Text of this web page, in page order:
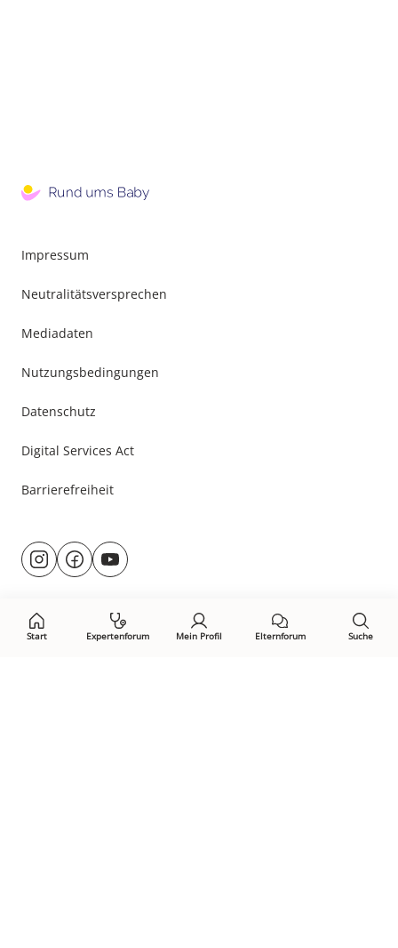
Start Expertenforum Mein Profil Elternforum Suche
Impressum
Neutralitätsversprechen
Mediadaten
Nutzungsbedingungen
Datenschutz
Digital Services Act
Barrierefreiheit
Besuche
uns@rund.ums.baby
facebook.com/rundumsbaby.de
youtube.com/@rundumsbaby_